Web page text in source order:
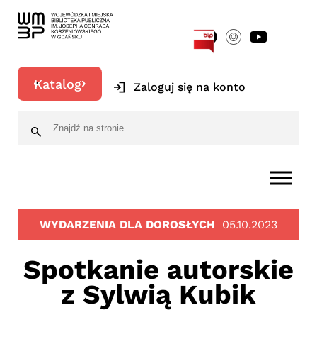
Katalog Zaloguj się na konto
WYDARZENIA DLA DOROSŁYCH 05.10.2023
Spotkanie autorskie
z Sylwią Kubik